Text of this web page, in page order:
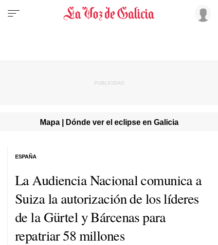
Mapa | Dónde ver el eclipse en Galicia
La Audiencia Nacional comunica a
Suiza la autorización de los líderes
de la Gürtel y Bárcenas para
repatriar 58 millones
ESPAÑA